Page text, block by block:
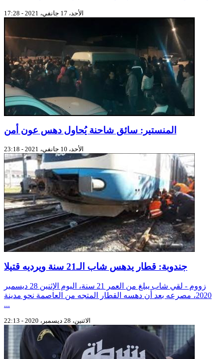
الأحد، 17 جانفي، 2021 - 17:28
المنستير: سائق شاحنة يُحاول دهس عون أمن
الأحد، 10 جانفي، 2021 - 23:18
جندوبة: قطار يدهس شاب الـ21 سنة ويرديه قتيلا
زووم - لقي شاب يبلغ من العمر 21 سنة، اليوم الإثنين 28 ديسمبر
2020، مصرعه بعد أن دهسه القطار المتجه من العاصمة نحو مدينة
...
الاثنين، 28 ديسمبر، 2020 - 22:13